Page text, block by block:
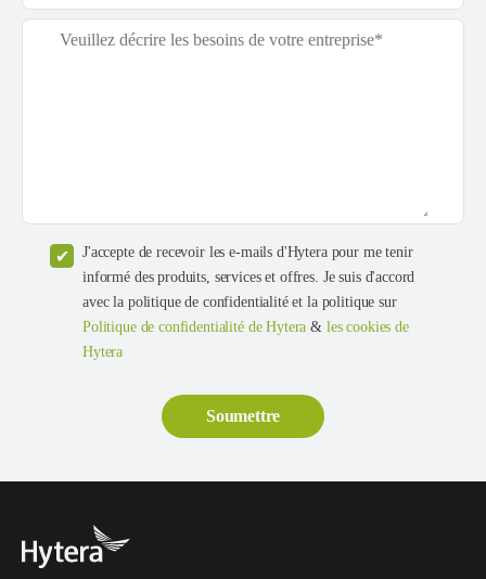
J'accepte de recevoir les e-mails d'Hytera pour me tenir
informé des produits, services et offres. Je suis d'accord
avec la politique de confidentialité et la politique sur
Politique de confidentialité de Hytera & les cookies de
Hytera